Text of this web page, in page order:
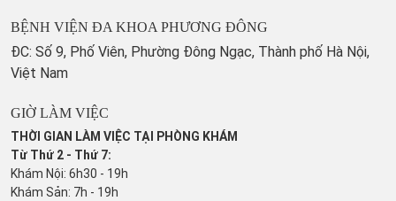
BỆNH VIỆN ĐA KHOA PHƯƠNG ĐÔNG
ĐC: Số 9, Phố Viên, Phường Đông Ngạc, Thành phố Hà Nội,
Việt Nam
GIỜ LÀM VIỆC
THỜI GIAN LÀM VIỆC TẠI PHÒNG KHÁM
Từ Thứ 2 - Thứ 7:
Khám Nội: 6h30 - 19h
Khám Sản: 7h - 19h